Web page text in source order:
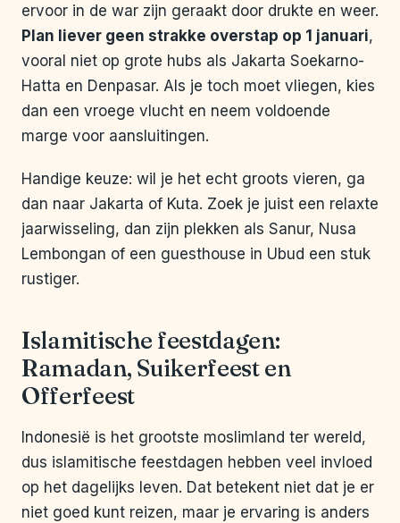
ervoor in de war zijn geraakt door drukte en weer.
Plan liever geen strakke overstap op 1 januari,
vooral niet op grote hubs als Jakarta Soekarno-
Hatta en Denpasar. Als je toch moet vliegen, kies
dan een vroege vlucht en neem voldoende
marge voor aansluitingen.
Handige keuze: wil je het echt groots vieren, ga
dan naar Jakarta of Kuta. Zoek je juist een relaxte
jaarwisseling, dan zijn plekken als Sanur, Nusa
Lembongan of een guesthouse in Ubud een stuk
rustiger.
Islamitische feestdagen:
Ramadan, Suikerfeest en
Offerfeest
Indonesië is het grootste moslimland ter wereld,
dus islamitische feestdagen hebben veel invloed
op het dagelijks leven. Dat betekent niet dat je er
niet goed kunt reizen, maar je ervaring is anders